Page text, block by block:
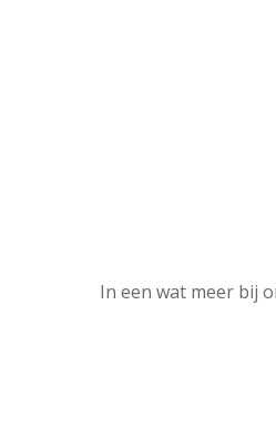
In een wat meer bij